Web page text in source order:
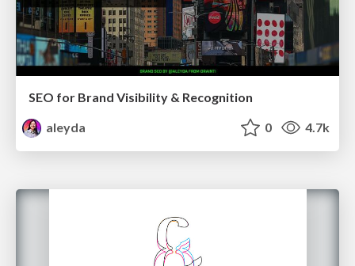
SEO for Brand Visibility & Recognition
aleyda
0 4.7k